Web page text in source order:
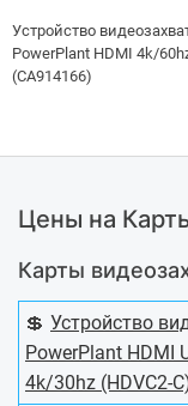
Устройство
PowerPlant HDMI 4k/
(CA914166)
Цены на
Карты
💲 Устройство
PowerPlant HDMI
4k/30hz (HDVC2-